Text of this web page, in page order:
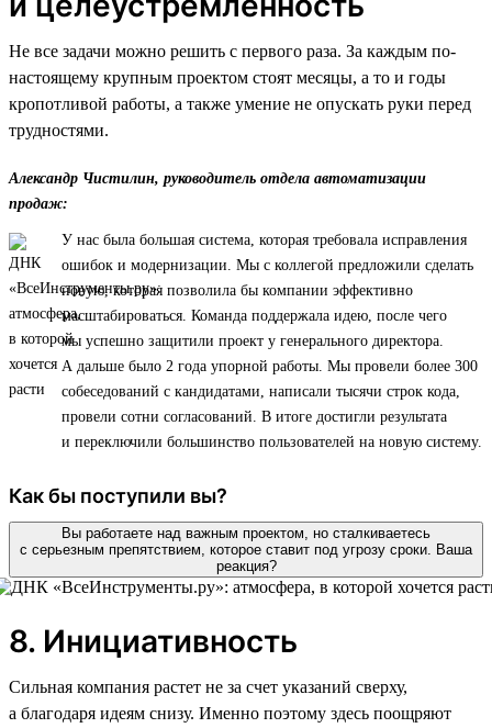
Не все задачи можно решить с первого раза. За каждым по-
настоящему крупным проектом стоят месяцы, а то и годы
кропотливой работы, а также умение не опускать руки перед
трудностями.
Александр Чистилин, руководитель отдела автоматизации
продаж:
У нас была большая система, которая требовала исправления
ошибок и модернизации. Мы с коллегой предложили сделать
новую, которая позволила бы компании эффективно
масштабироваться. Команда поддержала идею, после чего
мы успешно защитили проект у генерального директора.
А дальше было 2 года упорной работы. Мы провели более 300
собеседований с кандидатами, написали тысячи строк кода,
провели сотни согласований. В итоге достигли результата
и переключили большинство пользователей на новую систему.
Как бы поступили вы?
Вы работаете над важным проектом, но сталкиваетесь
с серьезным препятствием, которое ставит под угрозу сроки. Ваша
реакция?
8. Инициативность
Сильная компания растет не за счет указаний сверху,
а благодаря идеям снизу. Именно поэтому здесь поощряют